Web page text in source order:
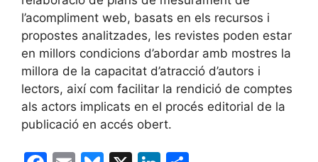
l’acompliment web, basats en els recursos i
propostes analitzades, les revistes poden estar
en millors condicions d’abordar amb mostres la
millora de la capacitat d’atracció d’autors i
lectors, així com facilitar la rendició de comptes
als actors implicats en el procés editorial de la
publicació en accés obert.